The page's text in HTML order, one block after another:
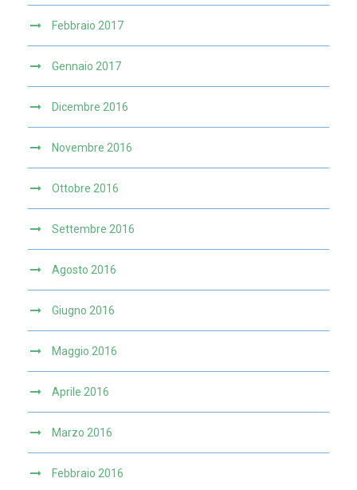
Febbraio 2017
Gennaio 2017
Dicembre 2016
Novembre 2016
Ottobre 2016
Settembre 2016
Agosto 2016
Giugno 2016
Maggio 2016
Aprile 2016
Marzo 2016
Febbraio 2016